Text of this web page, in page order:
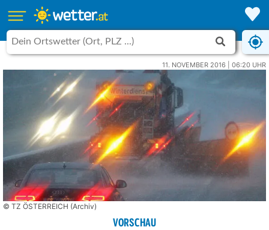
11. NOVEMBER 2016 | 06:20 UHR
© TZ ÖSTERREICH (Archiv)
VORSCHAU